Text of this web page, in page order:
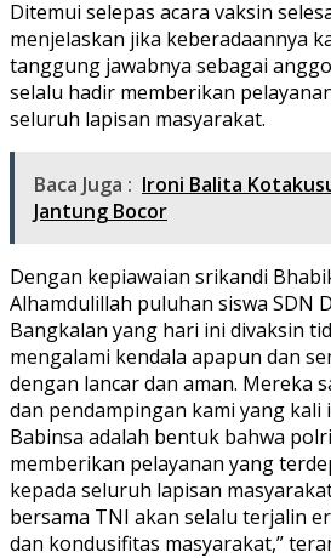
Ditemui selepas acara vaksin
menjelaskan jika keberadaannya
tanggung jawabnya sebagai
selalu hadir memberikan
seluruh lapisan masyarakat.
Baca Juga : Ironi Balita
Jantung Bocor
Dengan kepiawaian srikandi
Alhamdulillah puluhan siswa SDN
Bangkalan yang hari ini divaksin
mengalami kendala apapun dan
dengan lancar dan aman. Mereka
dan pendampingan kami yang kali
Babinsa adalah bentuk bahwa
memberikan pelayanan yang
kepada seluruh lapisan
bersama TNI akan selalu terjalin
dan kondusifitas masyarakat,”